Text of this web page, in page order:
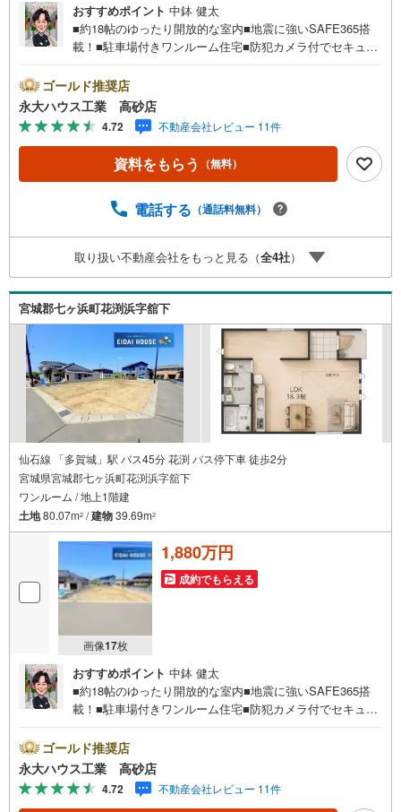
おすすめポイント 中鉢 健太
■約18帖のゆったり開放的な室内■地震に強いSAFE365搭
載！■駐車場付きワンルーム住宅■防犯カメラ付でセキュリ
城県内の多数店舗で展開中！こちらでは当社の強みを大き
く2つに分けてご紹介！1.＜豊富な不動産知識＞戸建・マン
ション・土地...と種別を問わず不動産を取り扱っておりま
す。更に教育施設や商業施設、子育て環境や行政などの地
域情報を総合し、お客様により良い物件選びをして頂ける
よう、しっかりとサポートさせて頂きます。2.＜経験豊富
フォーム】など住宅に関する様々なご質問はもちろん、ご
意ご説明させて頂きます。各店舗ではキッズスペースも完
備！お子様連れのご家族様で是非お越しください。営業時
間:10:00～18:00（定休日火・水曜日※店舗により変動あ
り）現地のご案内も可能ですので、どうぞお気軽にお問い
合わせください！
ゴールド推奨店
永大ハウス工業 高砂店
4.72 不動産会社レビュー 11件
資料をもらう （無料）
電話する （通話料無料）
取り扱い不動産会社をもっと見る（全4社）
宮城郡七ヶ浜町花渕浜字舘下
仙石線 「多賀城」駅 バス45分 花渕 バス停下車 徒歩2分
宮城県宮城郡七ヶ浜町花渕浜字舘下
ワンルーム / 地上1階建
土地80.07m2 /建物39.69m2
画像17枚
1,880万円
成約でもらえる
おすすめポイント 中鉢 健太
■約18帖のゆったり開放的な室内■地震に強いSAFE365搭
載！■駐車場付きワンルーム住宅■防犯カメラ付でセキュリ
城県内の多数店舗で展開中！こちらでは当社の強みを大き
く2つに分けてご紹介！1.＜豊富な不動産知識＞戸建・マン
ション・土地...と種別を問わず不動産を取り扱っておりま
す。更に教育施設や商業施設、子育て環境や行政などの地
ゴールド推奨店
永大ハウス工業 高砂店
4.72 不動産会社レビュー 11件